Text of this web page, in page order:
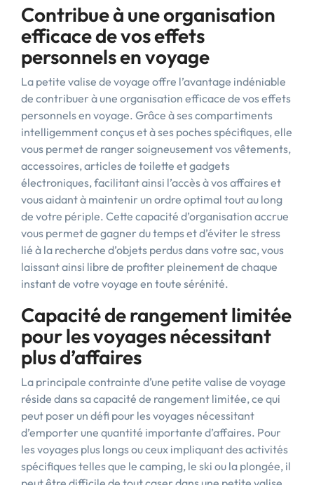
Contribue à une organisation
efficace de vos effets
personnels en voyage
La petite valise de voyage offre l’avantage indéniable
de contribuer à une organisation efficace de vos effets
personnels en voyage. Grâce à ses compartiments
intelligemment conçus et à ses poches spécifiques, elle
vous permet de ranger soigneusement vos vêtements,
accessoires, articles de toilette et gadgets
électroniques, facilitant ainsi l’accès à vos affaires et
vous aidant à maintenir un ordre optimal tout au long
de votre périple. Cette capacité d’organisation accrue
vous permet de gagner du temps et d’éviter le stress
lié à la recherche d’objets perdus dans votre sac, vous
laissant ainsi libre de profiter pleinement de chaque
instant de votre voyage en toute sérénité.
Capacité de rangement limitée
pour les voyages nécessitant
plus d’affaires
La principale contrainte d’une petite valise de voyage
réside dans sa capacité de rangement limitée, ce qui
peut poser un défi pour les voyages nécessitant
d’emporter une quantité importante d’affaires. Pour
les voyages plus longs ou ceux impliquant des activités
spécifiques telles que le camping, le ski ou la plongée, il